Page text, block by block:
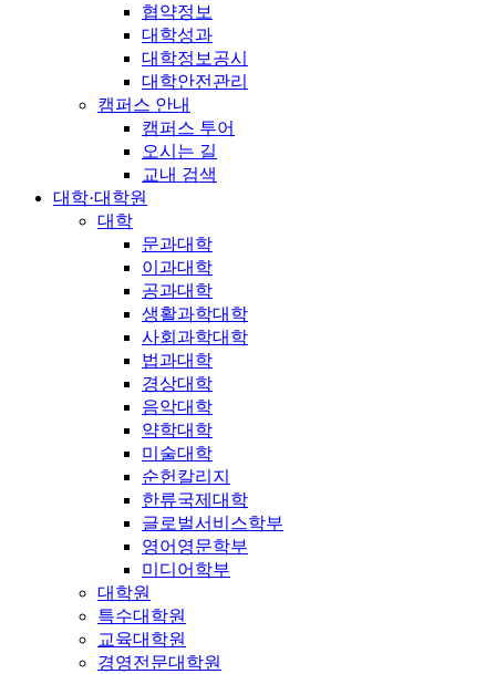
협약정보
대학성과
대학정보공시
대학안전관리
캠퍼스 안내
캠퍼스 투어
오시는 길
교내 검색
대학·대학원
대학
문과대학
이과대학
공과대학
생활과학대학
사회과학대학
법과대학
경상대학
음악대학
약학대학
미술대학
순헌칼리지
한류국제대학
글로벌서비스학부
영어영문학부
미디어학부
대학원
특수대학원
교육대학원
경영전문대학원